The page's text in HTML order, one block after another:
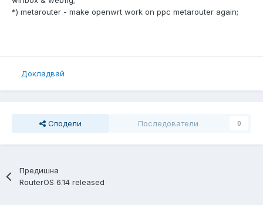
*) metarouter - make openwrt work on ppc metarouter again;
Докладвай
Сподели Последователи 0
Предишна
RouterOS 6.14 released